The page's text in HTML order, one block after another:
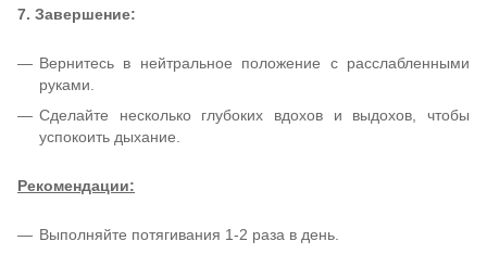
7. Завершение:
Вернитесь в нейтральное положение с расслабленными
руками.
Сделайте несколько глубоких вдохов и выдохов, чтобы
успокоить дыхание.
Рекомендации:
Выполняйте потягивания 1-2 раза в день.